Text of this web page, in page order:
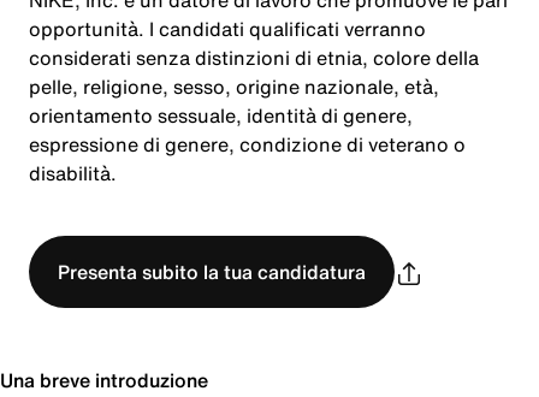
opportunità. I candidati qualificati verranno
considerati senza distinzioni di etnia, colore della
pelle, religione, sesso, origine nazionale, età,
orientamento sessuale, identità di genere,
espressione di genere, condizione di veterano o
disabilità.
Presenta subito la tua candidatura
Una breve introduzione